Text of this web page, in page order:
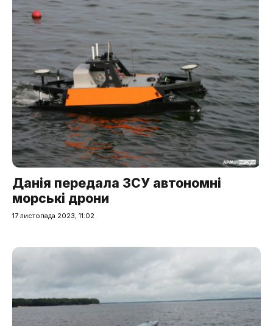
Данія передала ЗСУ автономні
морські дрони
17 листопада 2023, 11:02